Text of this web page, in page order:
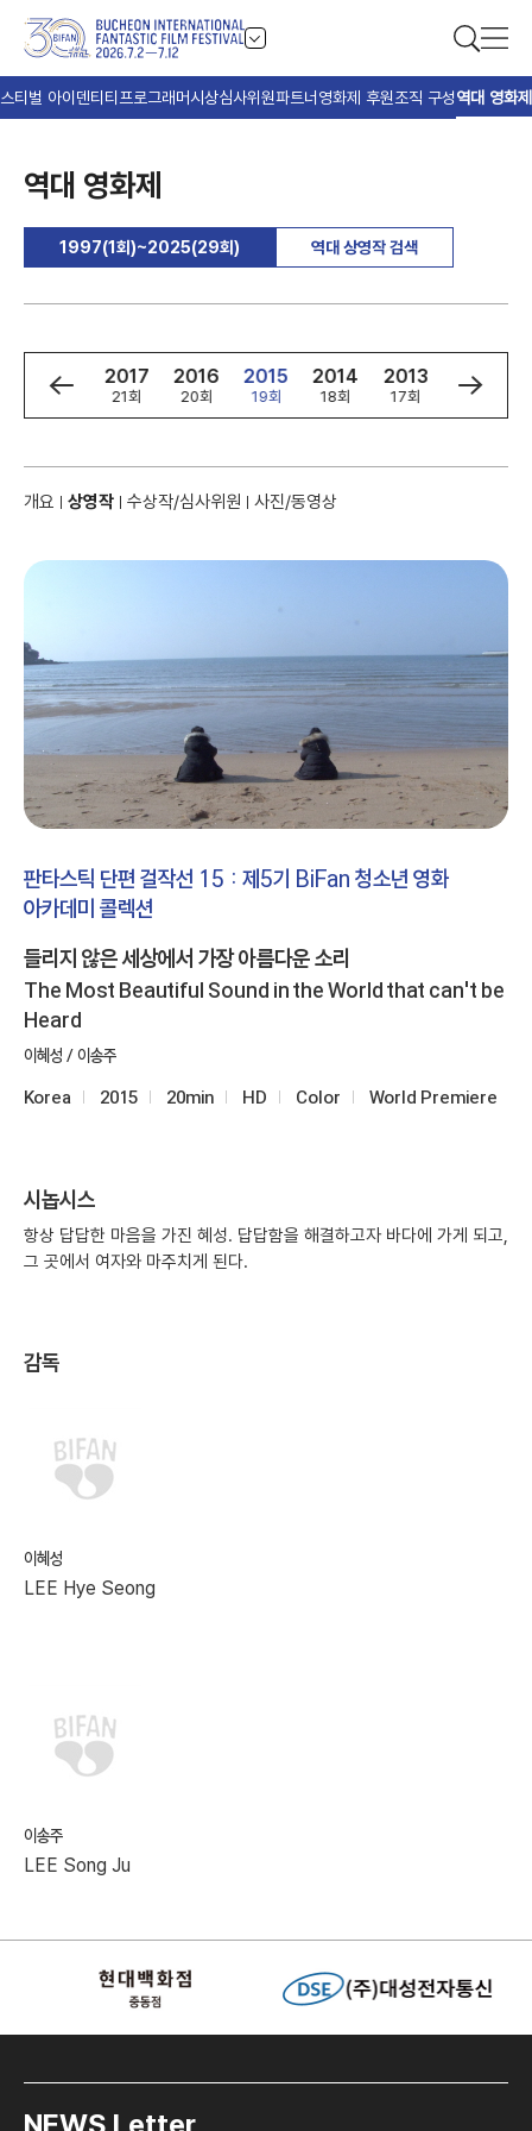
티벌 아이덴티티 프로그래머시상심사위원파트너 영화제 후원조직 구성역대 영화제
역대 영화제
1997(1회)~2025(29회) 역대 상영작 검색
2018
22회
2017
21회
2016
20회
2015
19회
2014
18회
2013
17회
2012
16회
개요 상영작 수상작/심사위원 사진/동영상
판타스틱 단편 걸작선 15 : 제5기 BiFan 청소년 영화
아카데미 콜렉션
들리지 않은 세상에서 가장 아름다운 소리
The Most Beautiful Sound in the World that can't be
Heard
이혜성 / 이송주
Korea 2015 20min HD Color World Premiere
시놉시스
항상 답답한 마음을 가진 혜성. 답답함을 해결하고자 바다에 가게 되고,
그 곳에서 여자와 마주치게 된다.
감독
이혜성
LEE Hye Seong
이송주
LEE Song Ju